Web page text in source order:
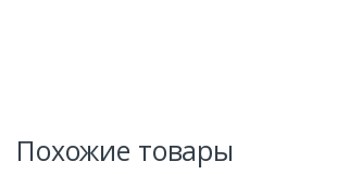
Похожие товары